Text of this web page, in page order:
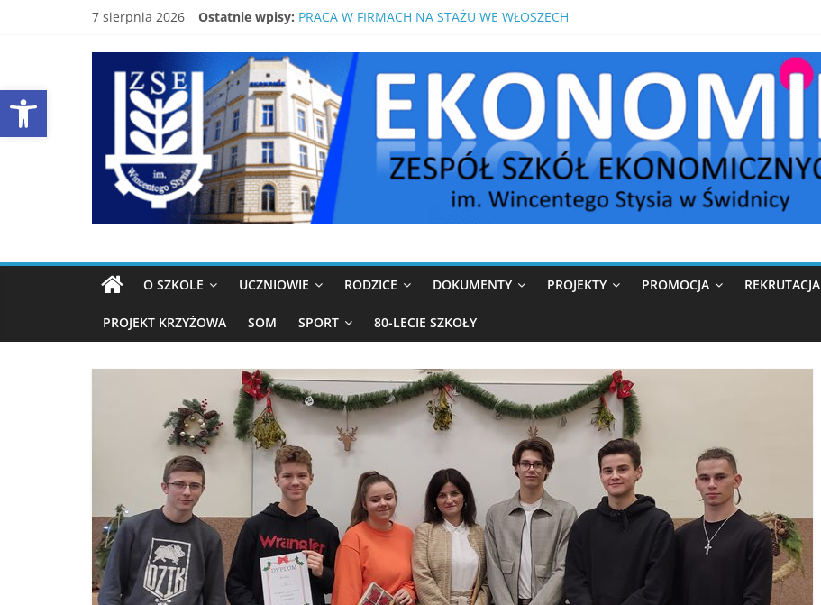
Open toolbar
7 sierpnia 2026 Ostatnie wpisy: BEZPŁATNY KURS Z MATEMATYKI PRZED MATURĄ POPRAWKOWĄ
ŚWIDNICKI EKONOMIK W MEDIOLANIE
80-LECIE SZKOŁY
LISTA PODRĘCZNIKÓW W ROKU SZKOLNYM 2026/2027
EKONOMIK
ŚWIDNICA
Strona
ZSE
Świdnica
O SZKOLE UCZNIOWIE RODZICE DOKUMENTY PROJEKTY PROMOCJA REKRUTACJA
PROJEKT KRZYŻOWA SOM SPORT 80-LECIE SZKOŁY